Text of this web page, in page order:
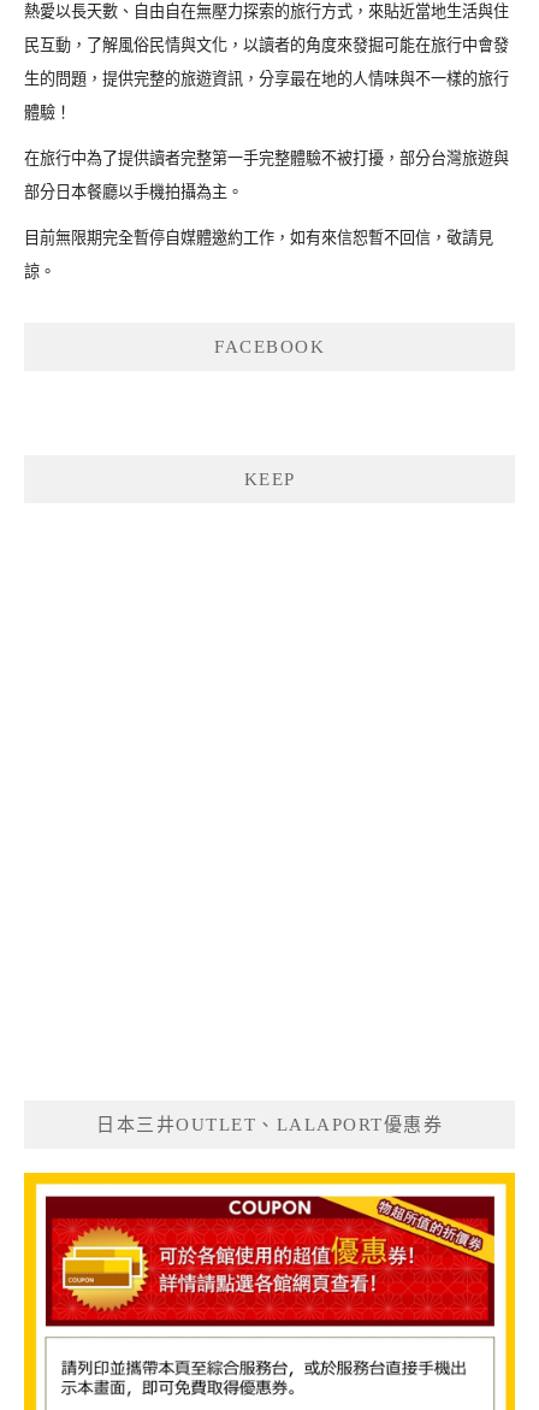
熱愛以長天數、自由自在無壓力探索的旅行方式，來貼近當地生活與住
民互動，了解風俗民情與文化，以讀者的角度來發掘可能在旅行中會發
生的問題，提供完整的旅遊資訊，分享最在地的人情味與不一樣的旅行
體驗！
在旅行中為了提供讀者完整第一手完整體驗不被打擾，部分台灣旅遊與
部分日本餐廳以手機拍攝為主。
目前無限期完全暫停自媒體邀約工作，如有來信恕暫不回信，敬請見
諒。
FACEBOOK
KEEP
日本三井OUTLET、LALAPORT優惠券